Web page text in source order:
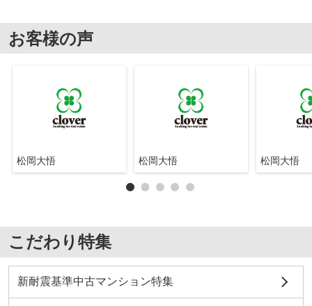
お客様の声
松岡大悟 松岡大悟 松岡大悟
こだわり特集
新耐震基準中古マンション特集